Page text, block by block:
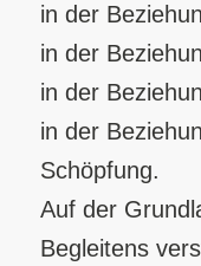
in der
in der
in der
in der
Schöpfung.
Auf der
Begleitens